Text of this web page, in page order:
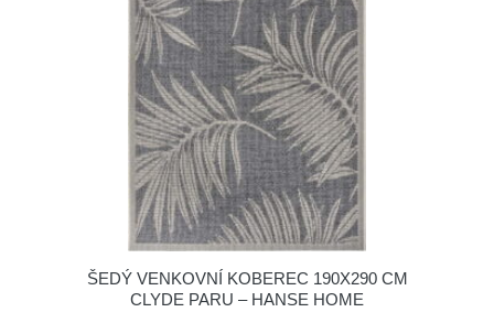
ŠEDÝ VENKOVNÍ KOBEREC 190X290 CM
CLYDE PARU – HANSE HOME